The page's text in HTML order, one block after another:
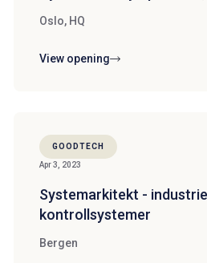
Oslo, HQ
View opening
Apr 3, 2023
Systemarkitekt -
kontrollsystemer
Bergen
GOODTECH